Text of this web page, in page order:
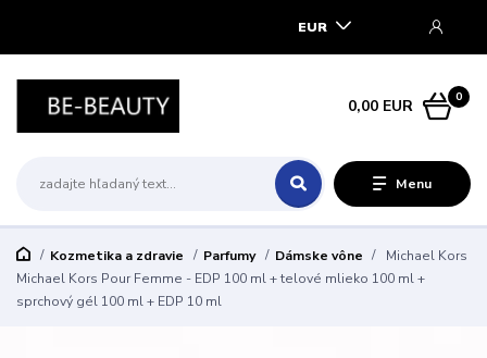
Menu
EUR
0
0,00 EUR
Kozmetika a zdravie Parfumy Dámske vône
Michael Kors
Michael Kors Pour Femme - EDP 100 ml + telové mlieko 100 ml +
sprchový gél 100 ml + EDP 10 ml